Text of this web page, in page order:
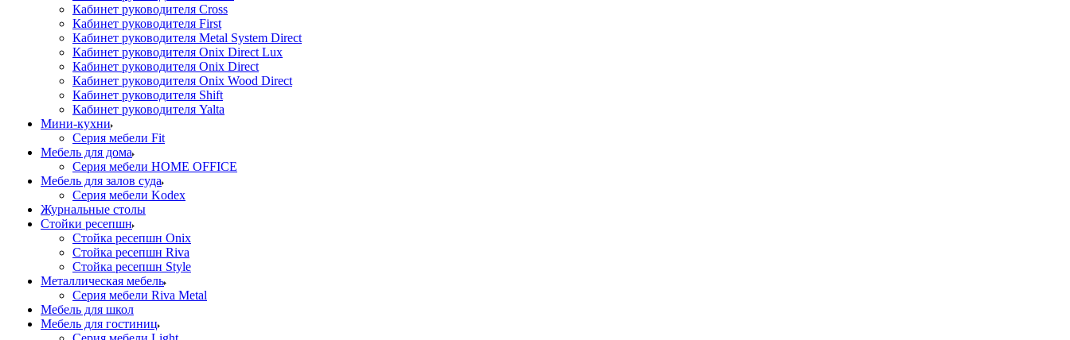
Кабинет руководителя Cross
Кабинет руководителя First
Кабинет руководителя Metal System Direct
Кабинет руководителя Onix Direct Lux
Кабинет руководителя Onix Direct
Кабинет руководителя Onix Wood Direct
Кабинет руководителя Shift
Кабинет руководителя Yalta
Мини-кухни
Серия мебели Fit
Мебель для дома
Серия мебели HOME OFFICE
Мебель для залов суда
Серия мебели Kodex
Журнальные столы
Стойки ресепшн
Стойка ресепшн Onix
Стойка ресепшн Riva
Стойка ресепшн Style
Металлическая мебель
Серия мебели Riva Metal
Мебель для школ
Мебель для гостиниц